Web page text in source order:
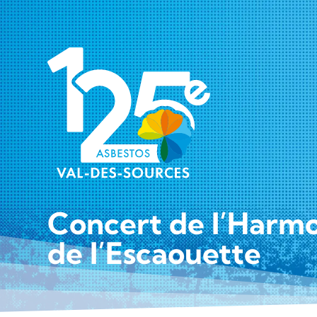
Concert de
de l’Escaouette